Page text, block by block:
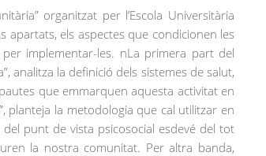
organitzat per l’Escola Universitària
apartats, els aspectes que condicionen les
implementar-les. nLa primera part del
analitza la definició dels sistemes de salut,
que emmarquen aquesta activitat en
planteja la metodologia que cal utilitzar en
punt de vista psicosocial esdevé del tot
la nostra comunitat. Per altra banda,